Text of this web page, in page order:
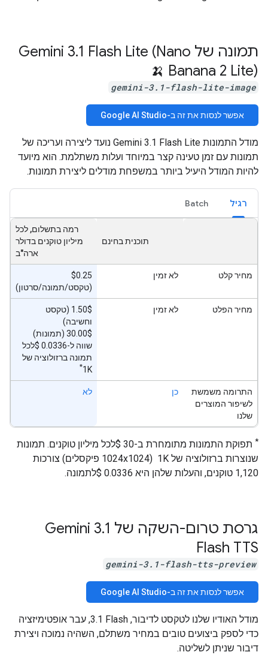
תמונה של Gemini 3 .1 Flash Lite (Nano
Banana 2 Lite) 🍌
gemini-3.1-flash-lite-image
אפשר לנסות את זה ב-Google AI Studio
מודל התמונות Gemini 3.1 Flash Lite נועד ליצירה ועריכה של
תמונות עם זמן טעינה קצר במיוחד ועלות משתלמת. הוא מיועד
להיות המודל היעיל ביותר במשפחת מודלים ליצירת תמונות.
רגיל Batch
תוכנית בחינם
רמה בתשלום, לכל
מיליון טוקנים בדולר
ארה"ב
מחיר קלט לא זמין
‫$0.25
(טקסט/תמונה/סרטון)
מחיר הפלט לא זמין
‫1.50$ (טקסט
וחשיבה)
‫30.00$ (תמונות)
שווה ל-0.0336 $לכל
תמונה ברזולוציה של
1K
*
התרומה משמשת
לשיפור המוצרים
שלנו
כן לא
*
תפוקת התמונות מתומחרת ב-30 $לכל מיליון טוקנים. תמונות
שנוצרות ברזולוציה של 1K ‏ (1024x1024 פיקסלים) צורכות
1,120 טוקנים, והעלות שלהן היא 0.0336 $לתמונה.
גרסת טרום-השקה של Gemini 3 .1
Flash TTS
gemini-3.1-flash-tts-preview
אפשר לנסות את זה ב-Google AI Studio
מודל האודיו שלנו לטקסט לדיבור, ‎3.1 Flash, עבר אופטימיזציה
כדי לספק ביצועים טובים במחיר משתלם, השהיה נמוכה ויצירת
דיבור שניתן לשליטה.